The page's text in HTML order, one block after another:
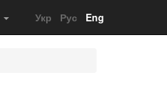
Укр Рус Eng